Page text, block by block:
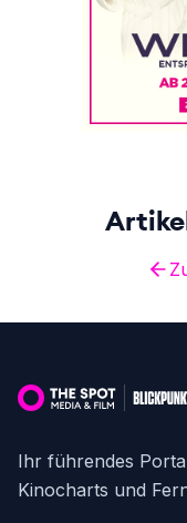
Ihr führendes
Kinocharts und